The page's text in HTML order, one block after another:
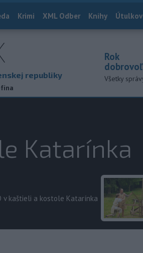
Krimi XML Odber Knihy
republiky
Rok
Všetky
Katarínka